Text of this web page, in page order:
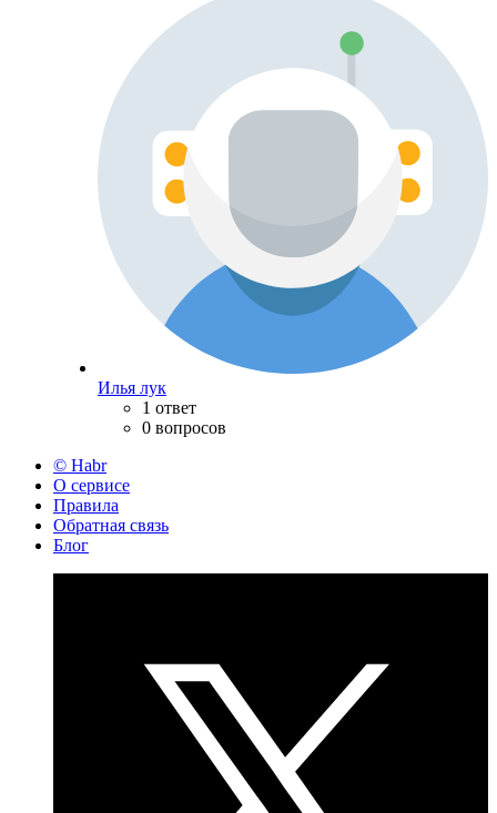
Илья лук
1 ответ
0 вопросов
© Habr
О сервисе
Правила
Обратная связь
Блог